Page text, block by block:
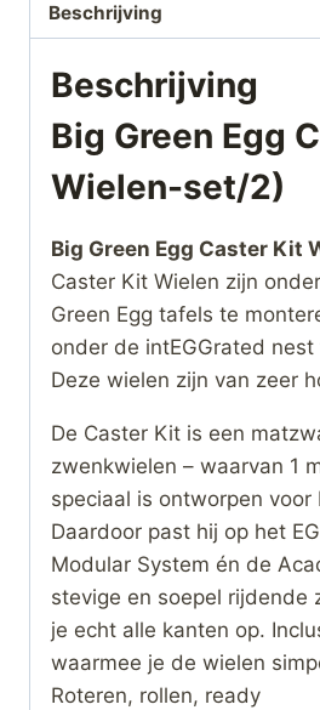
Beschrijving
Beschrijving
Big Green Egg
Wielen-set/2)
Big Green Egg Caster Kit
Caster Kit Wielen zijn
Green Egg tafels te
onder de intEGGrated
Deze wielen zijn van zeer
De Caster Kit is een
zwenkwielen – waarvan 1
speciaal is ontworpen voor
Daardoor past hij op het
Modular System én de
stevige en soepel rijdende
je echt alle kanten op.
waarmee je de wielen
Roteren, rollen, ready